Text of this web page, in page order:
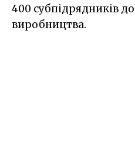
400 субпідрядників
виробництва.